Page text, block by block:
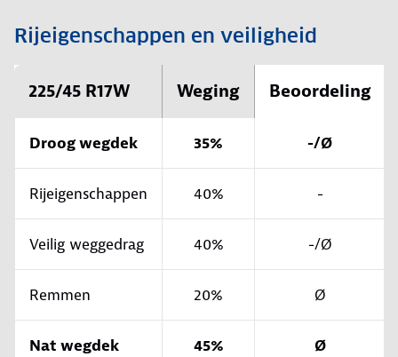
Rijeigenschappen en veiligheid
225/45 R17W Weging Beoordeling
Droog wegdek 35% -/Ø
Rijeigenschappen 40% -
Veilig weggedrag 40% -/Ø
Remmen 20% Ø
Nat wegdek 45% Ø